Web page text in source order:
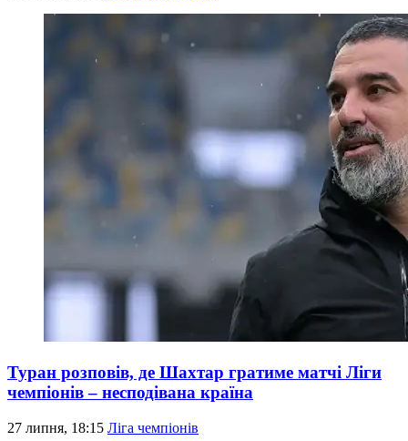
Туран розповів, де Шахтар гратиме матчі Ліги
чемпіонів – несподівана країна
27 липня, 18:15 Ліга чемпіонів